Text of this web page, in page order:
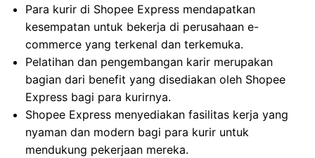
Para kurir di Shopee Express mendapatkan
kesempatan untuk bekerja di perusahaan e-
commerce yang terkenal dan terkemuka.
Pelatihan dan pengembangan karir merupakan
bagian dari benefit yang disediakan oleh Shopee
Express bagi para kurirnya.
Shopee Express menyediakan fasilitas kerja yang
nyaman dan modern bagi para kurir untuk
mendukung pekerjaan mereka.